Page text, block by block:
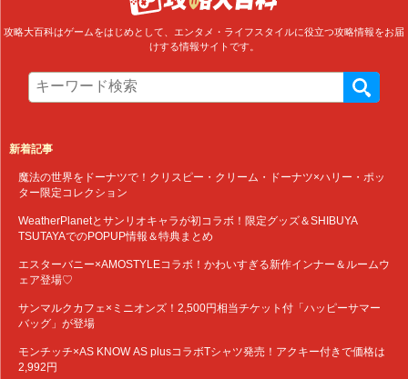
攻略大百科はゲームをはじめとして、エンタメ・ライフスタイルに役立つ攻略情報をお届
けする情報サイトです。
新着記事
魔法の世界をドーナツで！クリスピー・クリーム・ドーナツ×ハリー・ポッ
ター限定コレクション
WeatherPlanetとサンリオキャラが初コラボ！限定グッズ＆SHIBUYA
TSUTAYAでのPOPUP情報＆特典まとめ
エスターバニー×AMOSTYLEコラボ！かわいすぎる新作インナー＆ルームウ
ェア登場♡
サンマルクカフェ×ミニオンズ！2,500円相当チケット付「ハッピーサマー
バッグ」が登場
モンチッチ×AS KNOW AS plusコラボTシャツ発売！アクキー付きで価格は
2,992円